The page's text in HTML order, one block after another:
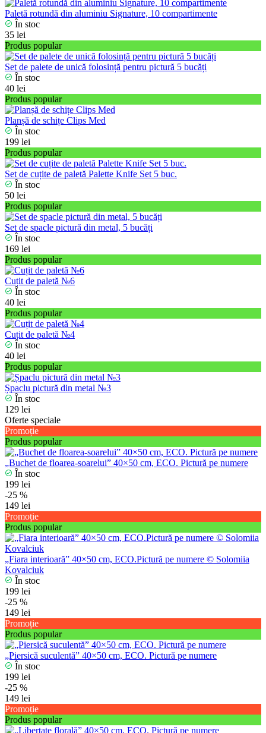
Paletă rotundă din aluminiu Signature, 10 compartimente
În stoc
35 lei
Produs popular
Set de palete de unică folosință pentru pictură 5 bucăți
În stoc
40 lei
Produs popular
Planșă de schițe Clips Med
În stoc
199 lei
Produs popular
Set de сuțite de paletă Palette Knife Set 5 buc.
În stoc
50 lei
Produs popular
Set de spacle pictură din metal, 5 bucăți
În stoc
169 lei
Produs popular
Cuțit de paletă №6
În stoc
40 lei
Produs popular
Cuțit de paletă №4
În stoc
40 lei
Produs popular
Șpaclu pictură din metal №3
În stoc
129 lei
Oferte speciale
Promoție
Produs popular
„Buchet de floarea-soarelui” 40×50 cm, ECO. Pictură pe numere
În stoc
199 lei
-25 %
149 lei
Promoție
Produs popular
„Fiara interioară” 40×50 cm, ECO.Pictură pe numere © Solomiia
Kovalciuk
În stoc
199 lei
-25 %
149 lei
Promoție
Produs popular
„Piersică suculentă” 40×50 cm, ECO. Pictură pe numere
În stoc
199 lei
-25 %
149 lei
Promoție
Produs popular